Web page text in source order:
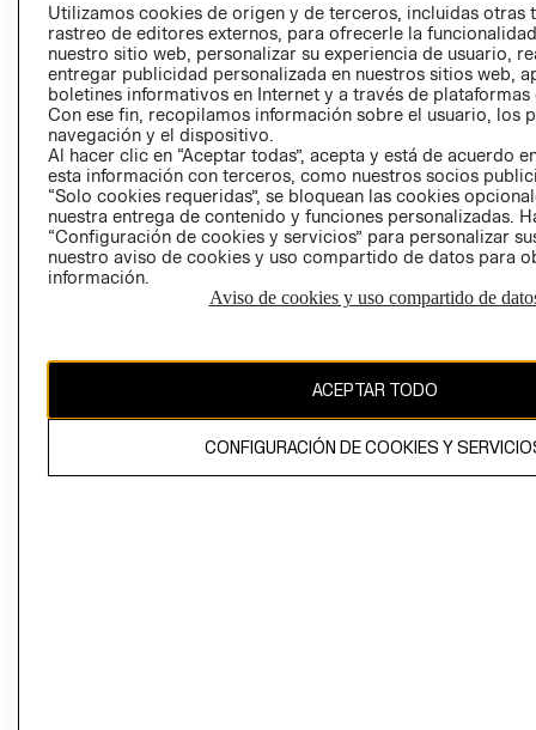
GIFT CARD
AVISO DE
Perú (S/)
CAMBIAR REGIÓN
El contenido de esta página web está protegido por copyright y es
Utilizamos cookies de origen y de terceros, incluidas otras
rastreo de editores externos, para ofrecerle la
nuestro sitio web, personalizar su experiencia de usuario,
entregar publicidad personalizada en nuestros sitios web,
boletines informativos en Internet y a través de plataformas
Con ese fin, recopilamos información sobre el usuario, los
navegación y el dispositivo.
Al hacer clic en “Aceptar todas”, acepta y está de acuerdo
esta información con terceros, como nuestros socios
“Solo cookies requeridas”, se bloquean las cookies
nuestra entrega de contenido y funciones personalizadas.
“Configuración de cookies y servicios” para personalizar
nuestro aviso de cookies y uso compartido de datos para
información.
Aviso de cookies y uso compartido de
ACEPTAR TODO
CONFIGURACIÓN DE COOKIES Y